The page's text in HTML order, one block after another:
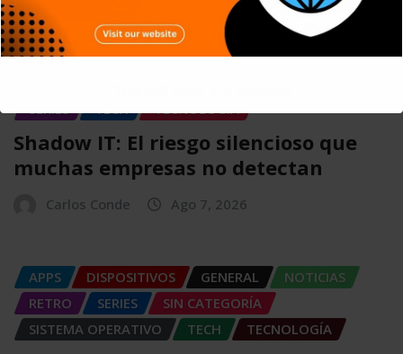
Ago 7, 2026
SERIES
TECH TECNOLOGÍA
Shadow IT: El riesgo silencioso que
muchas empresas no detectan
Carlos Conde Ago 7, 2026
APPS DISPOSITIVOS GENERAL
NOTICIAS
RETRO
SERIES
SIN CATEGORÍA
SISTEMA OPERATIVO
TECH TECNOLOGÍA